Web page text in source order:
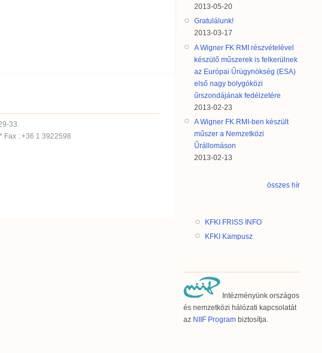
33.
Fax : +36 1 3922598
2013-05-20
Gratulálunk!
2013-03-17
A Wigner FK RMI részvételével
készülő műszerek is felkerülnek
az Európai Űrügynökség (ESA)
első nagy bolygóközi
űrszondájának fedélzetére
2013-02-23
A Wigner FK RMI-ben készült
műszer a Nemzetközi
Űrállomáson
2013-02-13
összes hír
KFKI FRISS INFO
KFKI Kampusz
Intézményünk országos
és nemzetközi hálózati kapcsolatát
az NIIF Program biztosítja.